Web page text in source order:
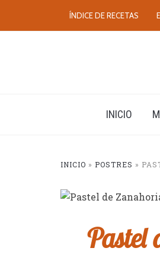
ÍNDICE DE RECETAS
INICIO
INICIO » POSTRES »
Pastel